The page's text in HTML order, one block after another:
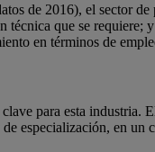
de 2016), el sector
que se requiere;
en términos de
para esta industria.
especialización, en un